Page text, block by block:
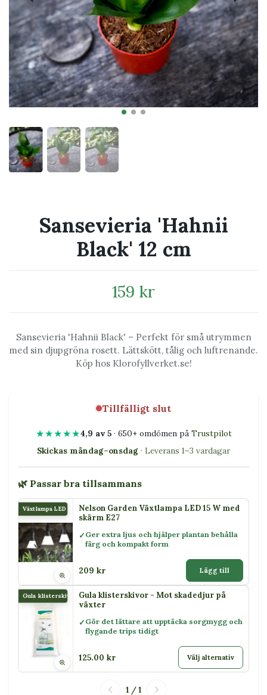
Sansevieria 'Hahnii
Black' 12 cm
159 kr
Sansevieria 'Hahnii Black' – Perfekt för små utrymmen
med sin djupgröna rosett. Lättskött, tålig och luftrenande.
Köp hos Klorofyllverket.se!
Tillfälligt slut
★★★★★4,9 av 5· 650+ omdömen på Trustpilot
Skickas måndag–onsdag · Leverans 1–3 vardagar
🌿 Passar bra tillsammans
Växtlampa LED 15 WNelson Garden Växtlampa LED 15 W med
skärm E27
Ger extra ljus och hjälper plantan behålla
färg och kompakt form
209 kr Lägg till
Gula klisterskivor
Gula klisterskivor - Mot skadedjur på
växter
Gör det lättare att upptäcka sorgmygg och
flygande trips tidigt
125.00 kr Välj alternativ
1 / 1